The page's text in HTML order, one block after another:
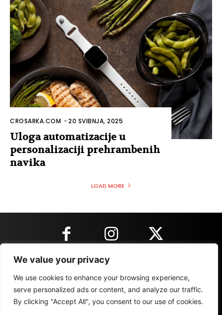
We value your privacy
We use cookies to enhance your browsing experience,
serve personalized ads or content, and analyze our traffic.
By clicking "Accept All", you consent to our use of cookies.
CROSARKA.COM -20 SVIBNJA, 2025
Uloga automatizacije u
personalizaciji prehrambenih
navika
LOAD MORE
KONTAKT INFORMACIJE
IMPRESSUM MARKETING REZULTATI